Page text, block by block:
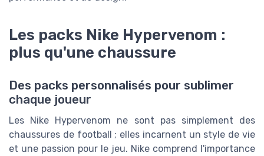
Les packs Nike Hypervenom :
plus qu'une chaussure
Des packs personnalisés pour sublimer
chaque joueur
Les Nike Hypervenom ne sont pas simplement des
chaussures de football ; elles incarnent un style de vie
et une passion pour le jeu. Nike comprend l'importance